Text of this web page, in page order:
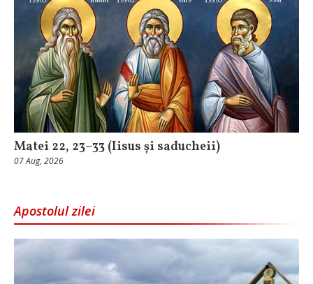
Matei 22, 23–33 (Iisus și saducheii)
07 Aug, 2026
Apostolul zilei